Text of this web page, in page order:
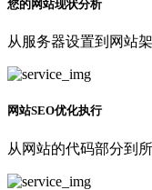
您的网站现状分析
从服务器设置到网站
网站SEO优化执行
从网站的代码部分到